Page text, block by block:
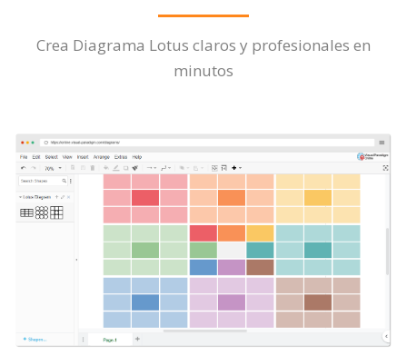
Crea Diagrama Lotus claros y profesionales en
minutos